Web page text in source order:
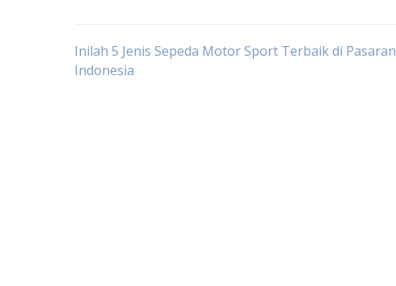
Post
Inilah 5 Jenis Sepeda Motor Sport Terbaik di Pasaran
Indonesia